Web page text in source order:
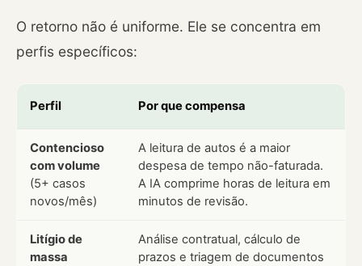
O retorno não é uniforme. Ele se concentra em
perfis específicos:
Perfil Por que compensa
Contencioso
com volume
(5+ casos
novos/mês)
A leitura de autos é a maior
despesa de tempo não-faturada.
A IA comprime horas de leitura em
minutos de revisão.
Litígio de
massa
Análise contratual, cálculo de
prazos e triagem de documentos